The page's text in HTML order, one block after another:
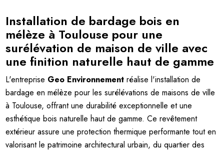
Installation de bardage bois en
mélèze à Toulouse pour une
surélévation de maison de ville avec
une finition naturelle haut de gamme
L'entreprise Geo Environnement réalise l'installation de
bardage en mélèze pour les surélévations de maisons de ville
à Toulouse, offrant une durabilité exceptionnelle et une
esthétique bois naturelle haut de gamme. Ce revêtement
extérieur assure une protection thermique performante tout en
valorisant le patrimoine architectural urbain, du quartier des